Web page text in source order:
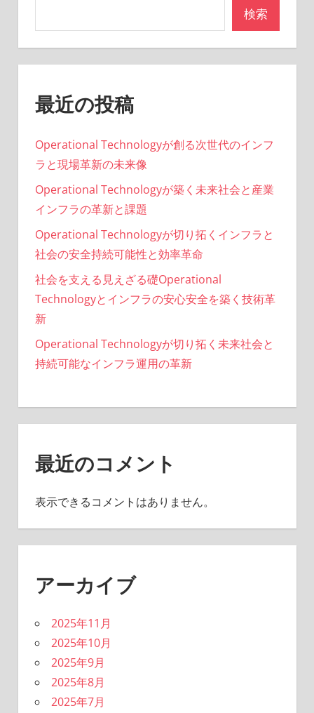
ー
ジ
り
検索
最近の投稿
Operational Technologyが創る次世代のインフ
ラと現場革新の未来像
Operational Technologyが築く未来社会と産業
インフラの革新と課題
Operational Technologyが切り拓くインフラと
社会の安全持続可能性と効率革命
社会を支える見えざる礎Operational
Technologyとインフラの安心安全を築く技術革
新
Operational Technologyが切り拓く未来社会と
持続可能なインフラ運用の革新
最近のコメント
表示できるコメントはありません。
アーカイブ
2025年11月
2025年10月
2025年9月
2025年8月
2025年7月